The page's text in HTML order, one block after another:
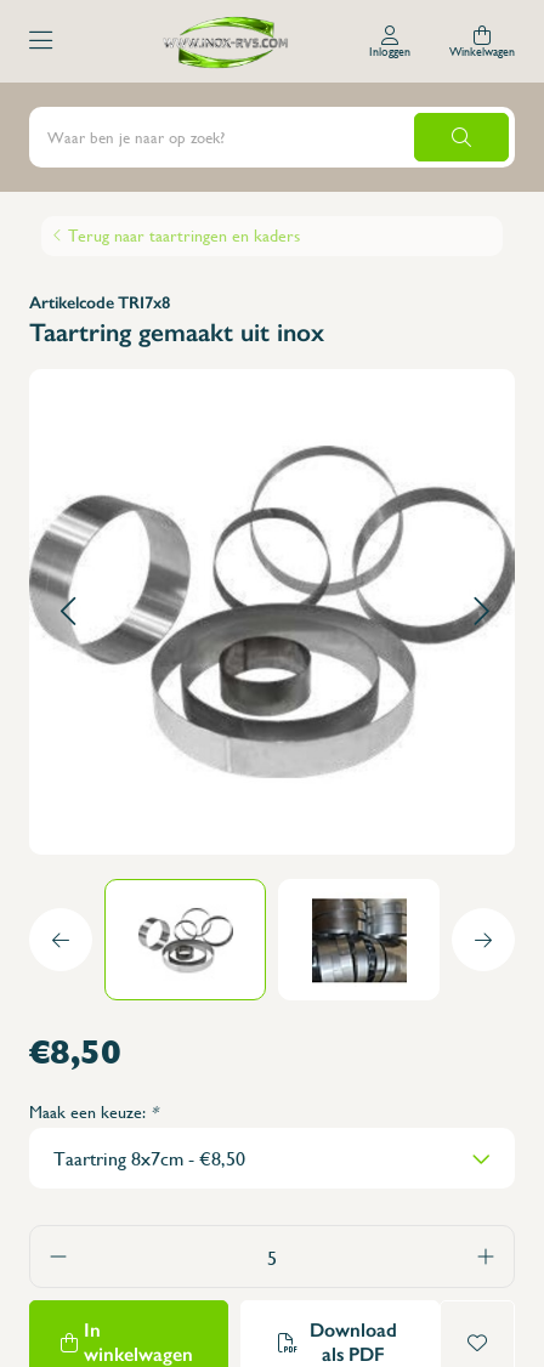
Inloggen Winkelwagen
Terug naar taartringen en kaders
Artikelcode TRI7x8
Taartring gemaakt uit inox
€8,50
Maak een keuze: *
In
winkelwagen
Download
als PDF